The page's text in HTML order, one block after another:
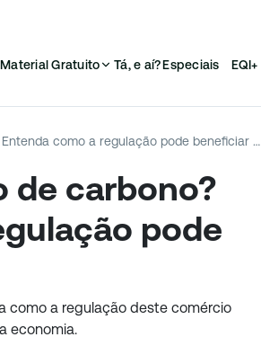
Material Gratuito Tá, e aí?Especiais EQI+
O que é o mercado de carbono? Entenda como a regulação pode beneficiar o Brasil
de carbono?
pode
como a regulação deste comércio
economia.